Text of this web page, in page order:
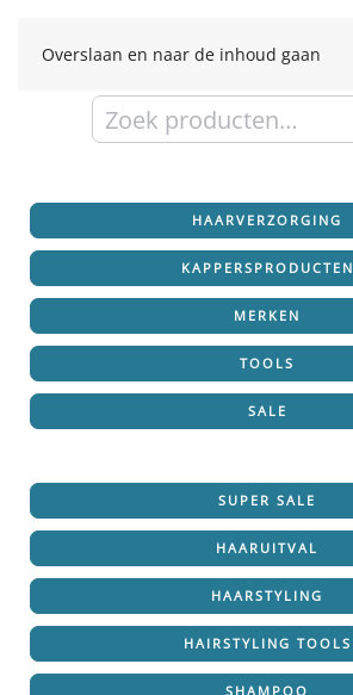
Overslaan en naar de inhoud gaan
Zoeken
naar:
HAARVERZORGING
KAPPERSPRODUCTEN
MERKEN
TOOLS
SALE
SUPER SALE
HAARUITVAL
HAARSTYLING
HAIRSTYLING TOOLS
SHAMPOO